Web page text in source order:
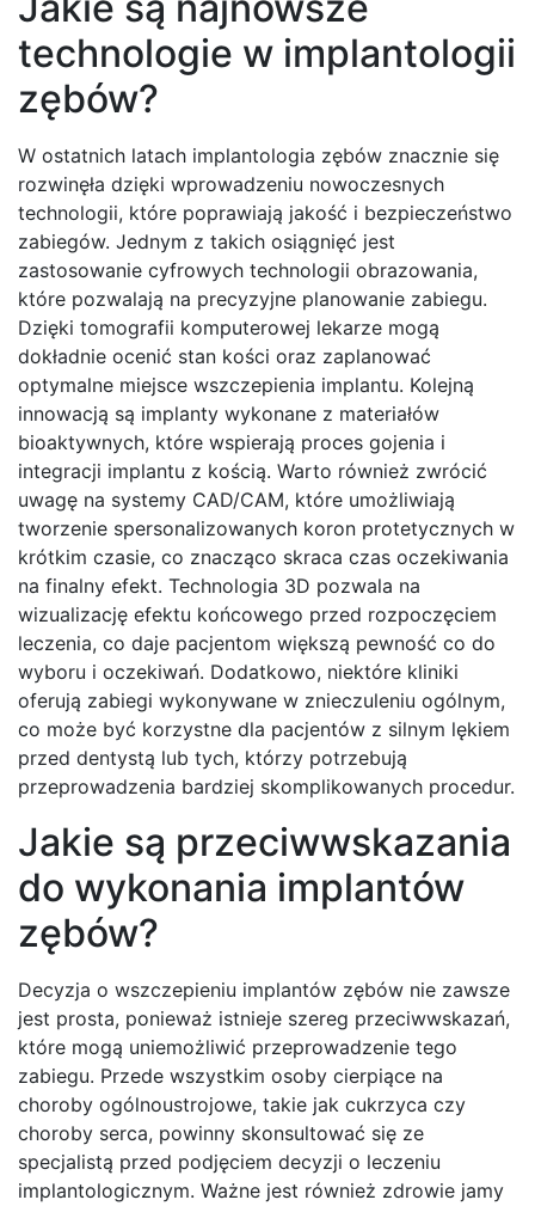
technologie w implantologii
zębów?
W ostatnich latach implantologia zębów znacznie się
rozwinęła dzięki wprowadzeniu nowoczesnych
technologii, które poprawiają jakość i bezpieczeństwo
zabiegów. Jednym z takich osiągnięć jest
zastosowanie cyfrowych technologii obrazowania,
które pozwalają na precyzyjne planowanie zabiegu.
Dzięki tomografii komputerowej lekarze mogą
dokładnie ocenić stan kości oraz zaplanować
optymalne miejsce wszczepienia implantu. Kolejną
innowacją są implanty wykonane z materiałów
bioaktywnych, które wspierają proces gojenia i
integracji implantu z kością. Warto również zwrócić
uwagę na systemy CAD/CAM, które umożliwiają
tworzenie spersonalizowanych koron protetycznych w
krótkim czasie, co znacząco skraca czas oczekiwania
na finalny efekt. Technologia 3D pozwala na
wizualizację efektu końcowego przed rozpoczęciem
leczenia, co daje pacjentom większą pewność co do
wyboru i oczekiwań. Dodatkowo, niektóre kliniki
oferują zabiegi wykonywane w znieczuleniu ogólnym,
co może być korzystne dla pacjentów z silnym lękiem
przed dentystą lub tych, którzy potrzebują
przeprowadzenia bardziej skomplikowanych procedur.
Jakie są przeciwwskazania
do wykonania implantów
zębów?
Decyzja o wszczepieniu implantów zębów nie zawsze
jest prosta, ponieważ istnieje szereg przeciwwskazań,
które mogą uniemożliwić przeprowadzenie tego
zabiegu. Przede wszystkim osoby cierpiące na
choroby ogólnoustrojowe, takie jak cukrzyca czy
choroby serca, powinny skonsultować się ze
specjalistą przed podjęciem decyzji o leczeniu
implantologicznym. Ważne jest również zdrowie jamy